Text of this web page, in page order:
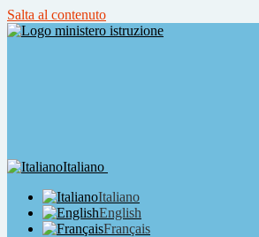
Salta al contenuto
Italiano
Italiano
English
Français